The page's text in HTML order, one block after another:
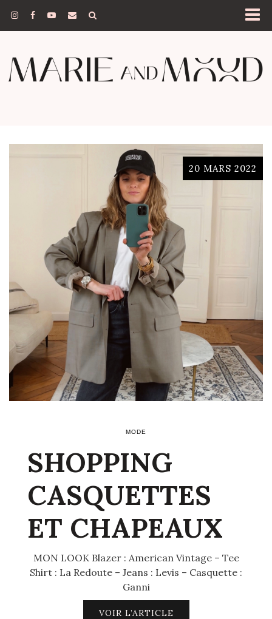
20 MARS 2022
MODE
SHOPPING
CASQUETTES
ET CHAPEAUX
MON LOOK Blazer : American Vintage – Tee
Shirt : La Redoute – Jeans : Levis – Casquette :
Ganni
VOIR L’ARTICLE